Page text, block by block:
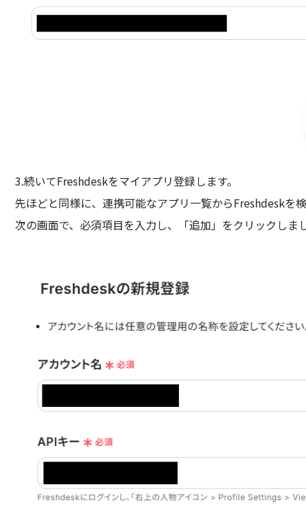
3.続いてFreshdeskをマイアプリ登録します。
先ほどと同様に、連携可能なアプリ一覧からFreshdeskを
次の画面で、必須項目を入力し、「追加」をクリックしま